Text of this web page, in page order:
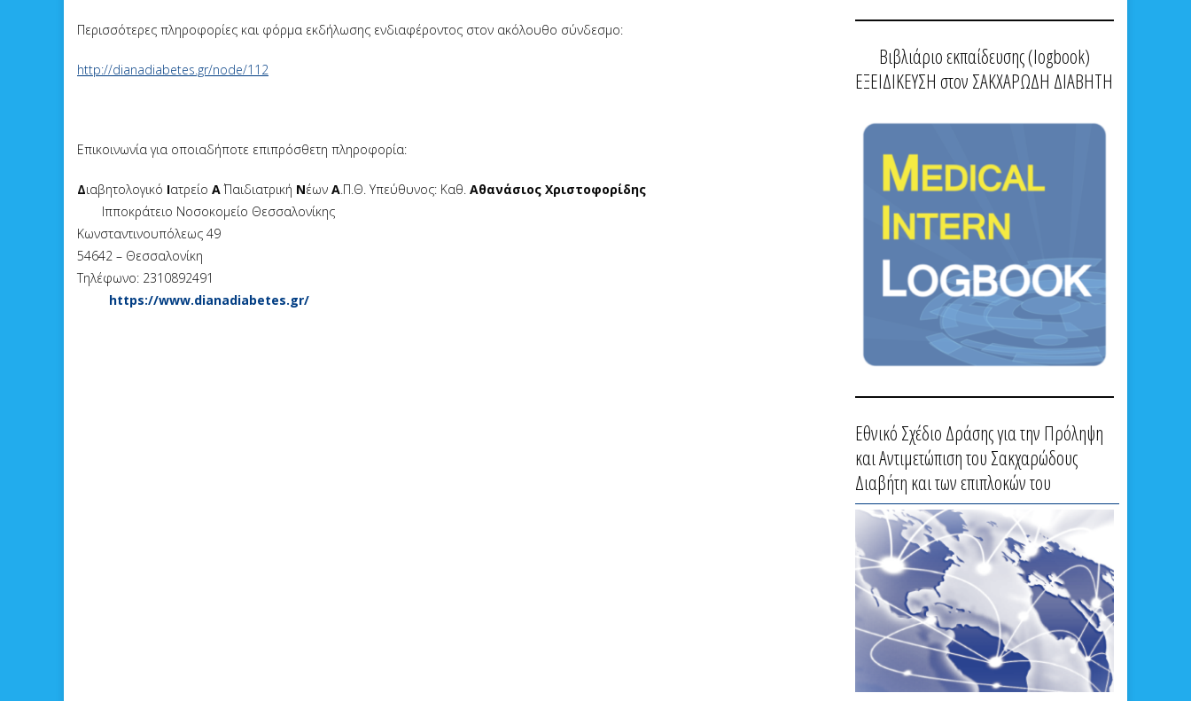
Περισσότερες πληροφορίες και φόρμα εκδήλωσης ενδιαφέροντος στον ακόλουθο σύνδεσμο:
http://dianadiabetes.gr/node/112
Επικοινωνία για οποιαδήποτε επιπρόσθετη πληροφορία:
Διαβητολογικό Ιατρείο Α΄ Παιδιατρική Νέων Α.Π.Θ. Υπεύθυνος: Καθ. Αθανάσιος Χριστοφορίδης
Ιπποκράτειο Νοσοκομείο Θεσσαλονίκης
Κωνσταντινουπόλεως 49
54642 – Θεσσαλονίκη
Τηλέφωνο: 2310892491
https://www.dianadiabetes.gr/
Βιβλιάριο εκπαίδευσης (logbook)
ΕΞΕΙΔΙΚΕΥΣΗ στον ΣΑΚΧΑΡΩΔΗ ΔΙΑΒΗΤΗ
Εθνικό Σχέδιο Δράσης για την Πρόληψη
και Αντιμετώπιση του Σακχαρώδους
Διαβήτη και των επιπλοκών του